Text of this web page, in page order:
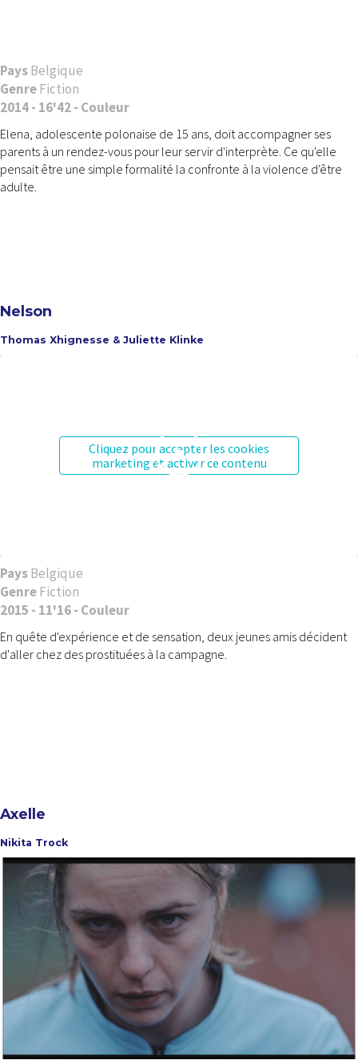
PaysBelgique
GenreFiction
2014 - 16'42 - Couleur
Elena, adolescente polonaise de 15 ans, doit accompagner ses
parents à un rendez-vous pour leur servir d'interprète. Ce qu'elle
pensait être une simple formalité la confronte à la violence d'être
adulte.
Nelson
Thomas Xhignesse & Juliette Klinke
Cliquez pour accepter les cookies
marketing et activer ce contenu
PaysBelgique
GenreFiction
2015 - 11'16 - Couleur
En quête d'expérience et de sensation, deux jeunes amis décident
d'aller chez des prostituées à la campagne.
Axelle
Nikita Trock